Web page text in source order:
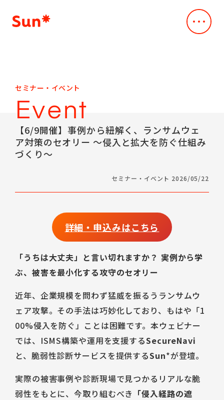
会社概要
Mission
Business
Company Profile
Leadership Team
Service
デジタル・クリエイティブスタジオ
Creative & Engineering
デザインxスペック主導のAI駆動開発
Dev*Ops
Talent Platform
Our Works
News
ニュース
Sustainability
取り組みの方針
DX 事業共創
環境
IR
IR（English）
業績ハイライト
IRスケジュール
IRニュース
IRお問い合わせ
Career
企業理念
サービス
福利厚生
セミナー・イベント
Event
【6/9開催】事例から紐解く、ランサムウェ
ア対策のセオリー 〜侵入と拡大を防ぐ仕組み
づくり〜
セミナー・イベント 2026/05/22
詳細・申込みはこちら
「うちは大丈夫」と言い切れますか？ 実例から学
ぶ、被害を最小化する攻守のセオリー
近年、企業規模を問わず猛威を振るうランサムウ
ェア攻撃。その手法は巧妙化しており、もはや「1
00%侵入を防ぐ」ことは困難です。本ウェビナー
では、ISMS構築や運用を支援するSecureNavi
と、脆弱性診断サービスを提供するSun*が登壇。
実際の被害事例や診断現場で見つかるリアルな脆
弱性をもとに、今取り組むべき 「侵入経路の遮